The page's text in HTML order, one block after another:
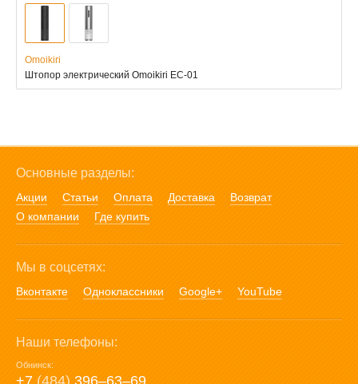
Omoikiri
Штопор электрический Omoikiri EC-01
Основные разделы:
Акции Статьи Оплата Доставка
Возврат
О компании
Где купить
Мы в соцсетях:
Вконтакте Одноклассники Google+ YouTube
Наши телефоны:
Обнинск:
+7 (484) 396‒63‒69